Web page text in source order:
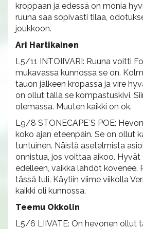
kroppaan ja edessä on monia
ruuna saa sopivasti tilaa,
joukkoon.
Ari Hartikainen
L5/11 INTOIIVARI: Ruuna voitti
mukavassa kunnossa se on.
tauon jälkeen kropassa ja vire
on ollut tällä se kompastuskivi.
olemassa. Muuten kaikki on ok.
L9/8 STONECAPE´S POE:
koko ajan eteenpäin. Se on ollut
tuntuinen. Näistä asetelmista
onnistua, jos voittaa aikoo. Hyvät
edelleen, vaikka lähdöt kovenee.
tässä tuli. Käytiin viime viikolla
kaikki oli kunnossa.
Teemu Okkolin
L5/6 LIIVATE: On hevonen ollut